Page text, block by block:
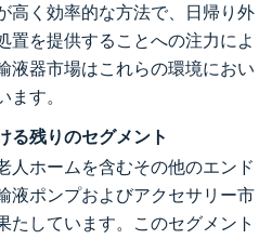
高く効率的な方法で、日帰り外
置を提供することへの注力によ
液器市場はこれらの環境におい
す。
る残りのセグメント
人ホームを含むその他のエンド
液ポンプおよびアクセサリー市
たしています。このセグメント